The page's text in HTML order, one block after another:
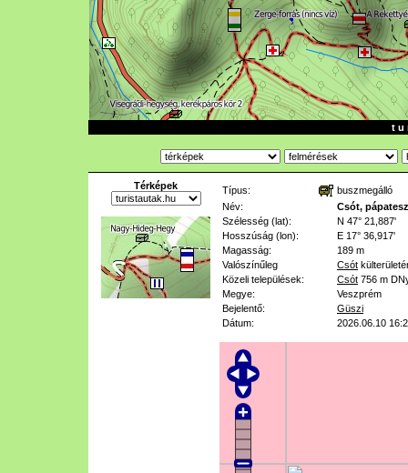
t u
Térképek Típus:
buszmegálló
Név:
Csót,
Szélesség (lat):
N 47° 21,887'
Hosszúság (lon):
E 17° 36,917'
Magasság:
189 m
Valószínűleg
Csót
Közeli települések:
Csót 756 m
Megye:
Veszprém
Bejelentő:
Güszi
Dátum:
2026.06.10